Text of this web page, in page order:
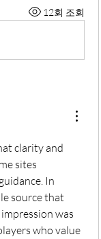
12회 조회
clarity and
sites
In
source that
was
who value